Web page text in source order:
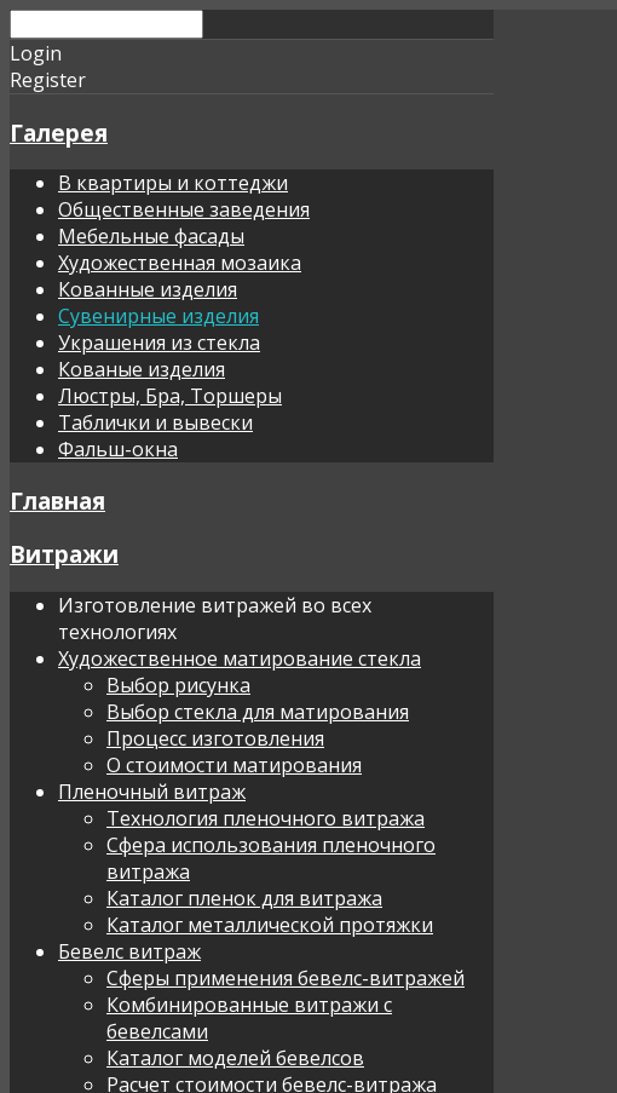
Login
Register
Галерея
В квартиры и коттеджи
Общественные заведения
Мебельные фасады
Художественная мозаика
Кованные изделия
Сувенирные изделия
Украшения из стекла
Кованые изделия
Люстры, Бра, Торшеры
Таблички и вывески
Фальш-окна
Главная
Витражи
Изготовление витражей во всех
технологиях
Художественное матирование стекла
Выбор рисунка
Выбор стекла для матирования
Процесс изготовления
О стоимости матирования
Пленочный витраж
Технология пленочного витража
Сфера использования пленочного
витража
Каталог пленок для витража
Каталог металлической протяжки
Бевелс витраж
Сферы применения бевелс-витражей
Комбинированные витражи с
бевелсами
Каталог моделей бевелсов
Расчет стоимости бевелс-витража